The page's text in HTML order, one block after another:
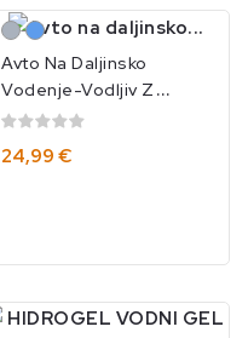
SivoModro
Avto Na Daljinsko
Vodenje-Vodljiv Z
Laserjem/IKO-3614
24,99 €